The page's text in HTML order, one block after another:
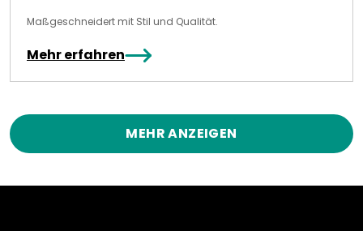
Maßgeschneidert mit Stil und Qualität.
Mehr erfahren
MEHR ANZEIGEN